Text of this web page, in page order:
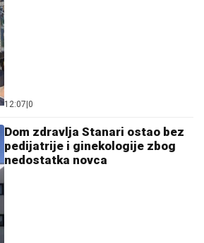
12:07|0
Dom zdravlja Stanari ostao bez
pedijatrije i ginekologije zbog
nedostatka novca